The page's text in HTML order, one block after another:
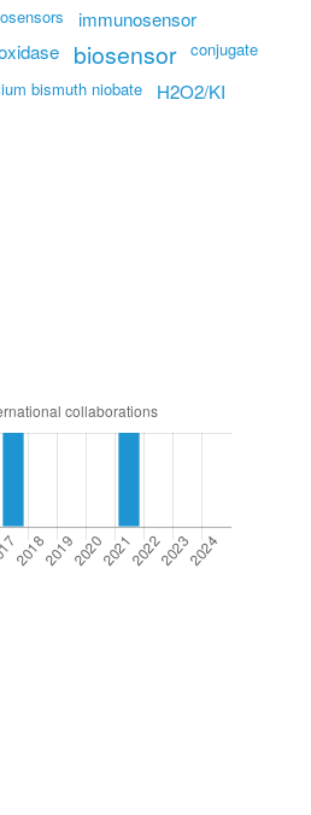
immunosensor
biosensor
conjugate
bismuth niobate
H2O2/KI